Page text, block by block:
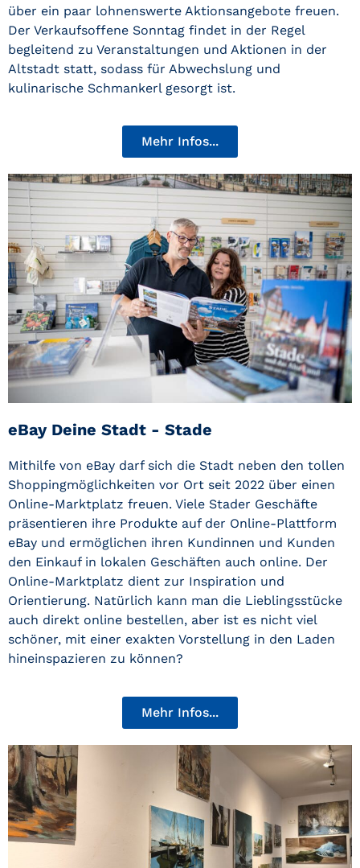
über ein paar lohnenswerte Aktionsangebote freuen.
Der Verkaufsoffene Sonntag findet in der Regel
begleitend zu Veranstaltungen und Aktionen in der
Altstadt statt, sodass für Abwechslung und
kulinarische Schmankerl gesorgt ist.
Mehr Infos...
eBay Deine Stadt - Stade
Mithilfe von eBay darf sich die Stadt neben den tollen
Shoppingmöglichkeiten vor Ort seit 2022 über einen
Online-Marktplatz freuen. Viele Stader Geschäfte
präsentieren ihre Produkte auf der Online-Plattform
eBay und ermöglichen ihren Kundinnen und Kunden
den Einkauf in lokalen Geschäften auch online. Der
Online-Marktplatz dient zur Inspiration und
Orientierung. Natürlich kann man die Lieblingsstücke
auch direkt online bestellen, aber ist es nicht viel
schöner, mit einer exakten Vorstellung in den Laden
hineinspazieren zu können?
Mehr Infos...